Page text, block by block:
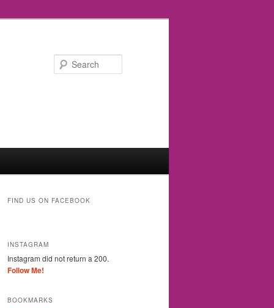
FIND US ON FACEBOOK
INSTAGRAM
Instagram did not return a 200.
Follow Me!
BOOKMARKS